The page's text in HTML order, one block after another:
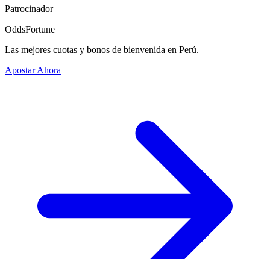
Patrocinador
OddsFortune
Las mejores cuotas y bonos de bienvenida en Perú.
Apostar Ahora